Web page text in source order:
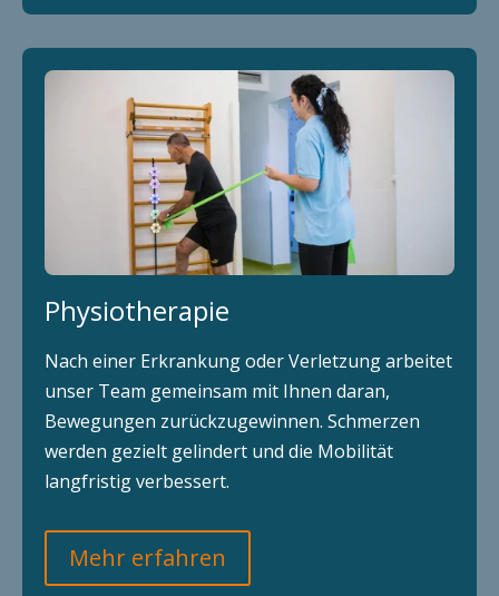
Physiotherapie
Nach einer Erkrankung oder Verletzung arbeitet
unser Team gemeinsam mit Ihnen daran,
Bewegungen zurückzugewinnen. Schmerzen
werden gezielt gelindert und die Mobilität
langfristig verbessert.
Mehr erfahren